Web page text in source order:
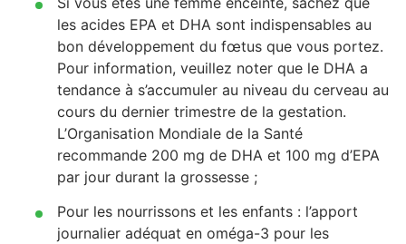
les acides EPA et DHA sont indispensables au
bon développement du fœtus que vous portez.
Pour information, veuillez noter que le DHA a
tendance à s’accumuler au niveau du cerveau au
cours du dernier trimestre de la gestation.
L’Organisation Mondiale de la Santé
recommande 200 mg de DHA et 100 mg d’EPA
par jour durant la grossesse ;
Pour les nourrissons et les enfants : l’apport
journalier adéquat en oméga-3 pour les